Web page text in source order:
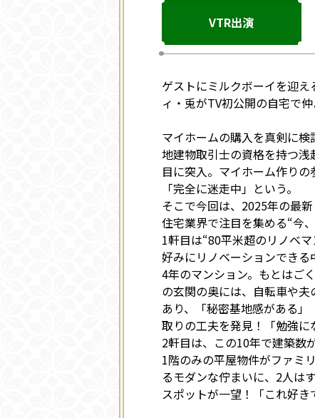
VTR出演
ゲストにミルクボーイを迎
ィ・兎がTV初公開の自宅で
マイホームの購入を真剣に
地建物取引士の資格を持つ
目に突入。マイホーム作り
「完全に迷走中」という。
そこで今回は、2025年の最
住宅業界で注目を集める“今
1軒目は“80平米超のリノベ
好みにリノベーションでき
4年のマンション。もとはご
の玄関の奥には、自転車や
あり、「秘密基地感がある
取りの工夫を発見！「勉強
2軒目は、この10年で建築数
1階のみの平屋物件がファミ
るモダンな佇まいに、2人は
スポットが一望！「これ好